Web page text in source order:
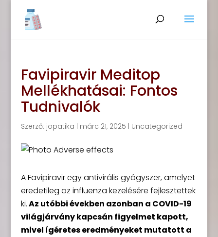
Favipiravir Meditop
Mellékhatásai: Fontos
Tudnivalók
Szerző: jopatika márc 21, 2025 Uncategorized
A Favipiravir egy antivirális gyógyszer, amelyet
eredetileg az influenza kezelésére fejlesztettek
ki.Az utóbbi években azonban a COVID-19
világjárvány kapcsán figyelmet kapott,
mivel ígéretes eredményeket mutatott a